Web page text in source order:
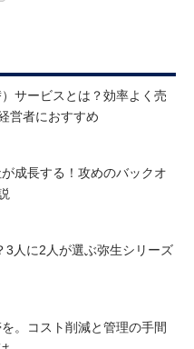
サービスとは？効率よく売
営者におすすめ
成長する！攻めのバックオ
3人に2人が選ぶ弥生シリーズ
。コスト削減と管理の手間